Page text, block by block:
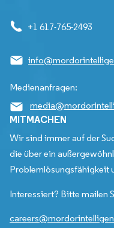
+1 617-765-2493
Medienanfragen:
MITMACHEN
Wir sind immer auf der
die über ein
Problemlösungsfähigkeit
Interessiert? Bitte mailen